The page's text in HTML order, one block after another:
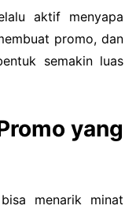
aktif menyapa
promo, dan
semakin luas
yang
menarik minat